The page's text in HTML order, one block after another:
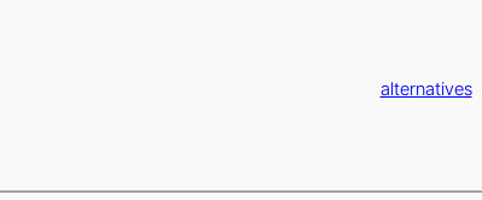
alternatives